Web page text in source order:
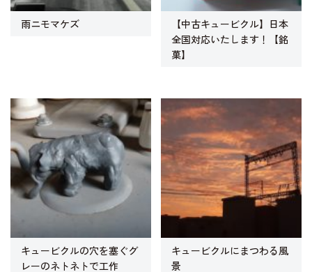
雨ニモマケズ
【中古キュービクル】日本
全国対応いたします！【銘
菓】
キュービクルの穴を塞ぐグ
レーのネトネトで工作
キュービクルにまつわる風
景